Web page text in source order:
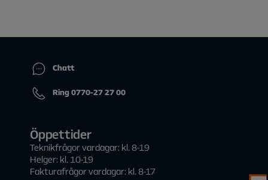
Chatt
Ring 0770-27 27 00
Öppettider
Teknikfrågor vardagar: kl. 8-19
Helger: kl. 10-19
Fakturafrågor vardagar: kl. 8-17